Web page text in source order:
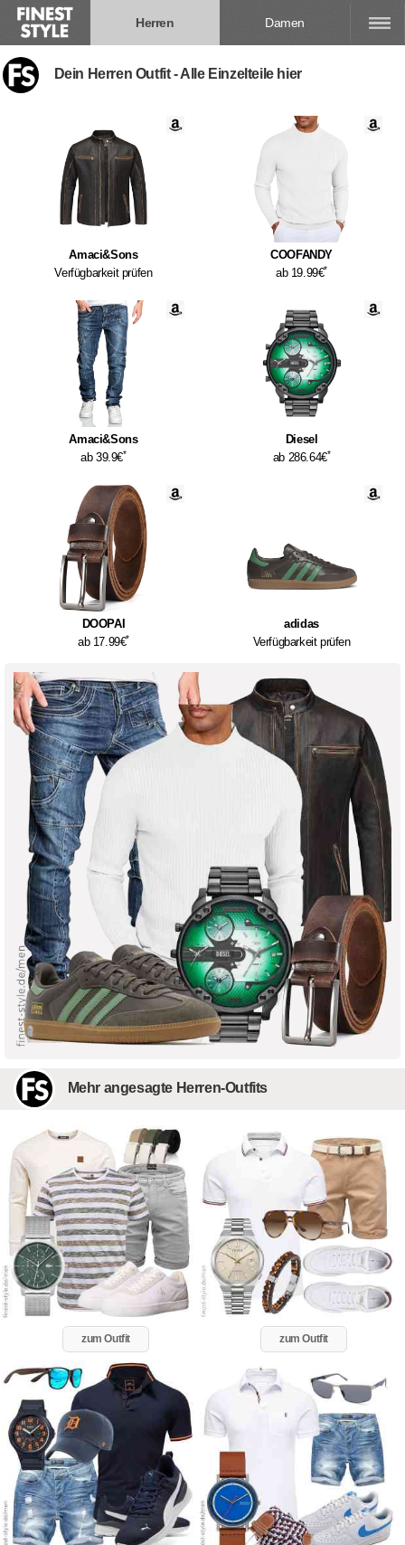
Herren Damen
Dein Herren Outfit - Alle Einzelteile hier
Amaci&Sons
Verfügbarkeit prüfen
COOFANDY
ab 19.99€*
Amaci&Sons
ab 39.9€*
Diesel
ab 286.64€*
DOOPAI
ab 17.99€*
adidas
Verfügbarkeit prüfen
Mehr angesagte Herren-Outfits
zum Outfit zum Outfit